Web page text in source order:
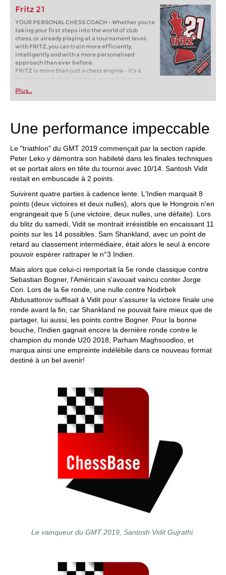
Fritz 21
YOUR PERSONAL CHESS COACH - Whether you’re
taking your first steps into the world of club
chess, or already playing at a tournament level:
with FRITZ, you can train more efficiently,
intelligently and with a more personalised
approach than ever before.
FRITZ is more than just a chess engine – it’s a
training revolution! Whether you’re taking your
first steps into the world of club chess, or already
playing at a tournament level: with FRITZ, you can
train more efficiently, intelligently and with a
* FRITZ is fun! BETTER CALCULATIONS – EVEN
UNDER TIME PRESSURE!
* EVEN STRONGER. EVEN MORE BEAUTIFUL.
EVEN MORE DIRECT.
Plus…
Une performance impeccable
Le "triathlon" du GMT 2019 commençait par la section rapide.
Peter Leko y démontra son habileté dans les finales techniques
et se portait alors en tête du tournoi avec 10/14. Santosh Vidit
restait en embuscade à 2 points.
Suivirent quatre parties à cadence lente. L'Indien marquait 8
points (deux victoires et deux nulles), alors que le Hongrois n'en
engrangeait que 5 (une victoire, deux nulles, une défaite). Lors
du blitz du samedi, Vidit se montrait irrésistible en encaissant 11
points sur les 14 possibles. Sam Shankland, avec un point de
retard au classement intermédiaire, était alors le seul à encore
pouvoir espérer rattraper le n°3 Indien.
Mais alors que celui-ci remportait la 5e ronde classique contre
Sebastian Bogner, l'Américain s'avouait vaincu conter Jorge
Cori. Lors de la 6e ronde, une nulle contre Nodirbek
Abdusattorov suffisait à Vidit pour s'assurer la victoire finale une
ronde avant la fin, car Shankland ne pouvait faire mieux que de
partager, lui aussi, les points contre Bogner. Pour la bonne
bouche, l'Indien gagnait encore la dernière ronde contre le
champion du monde U20 2018, Parham Maghsoodloo, et
marqua ainsi une empreinte indélébile dans ce nouveau format
destiné à un bel avenir!
Le vainqueur du GMT 2019, Santosh Vidit Gujrathi.